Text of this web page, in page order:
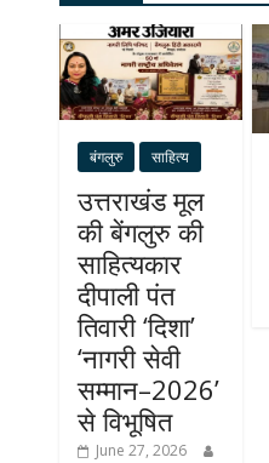
p k
n
बंगलुरु साहित्य
उत्तराखंड मूल
की बेंगलुरु की
साहित्यकार
दीपाली पंत
तिवारी ‘दिशा’
‘नागरी सेवी
सम्मान–2026’
से विभूषित
June 27, 2026